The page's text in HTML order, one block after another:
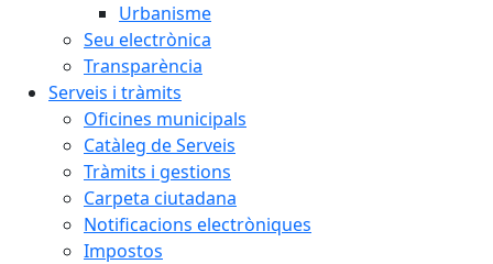
Urbanisme
Seu electrònica
Transparència
Serveis i tràmits
Oficines municipals
Catàleg de Serveis
Tràmits i gestions
Carpeta ciutadana
Notificacions electròniques
Impostos